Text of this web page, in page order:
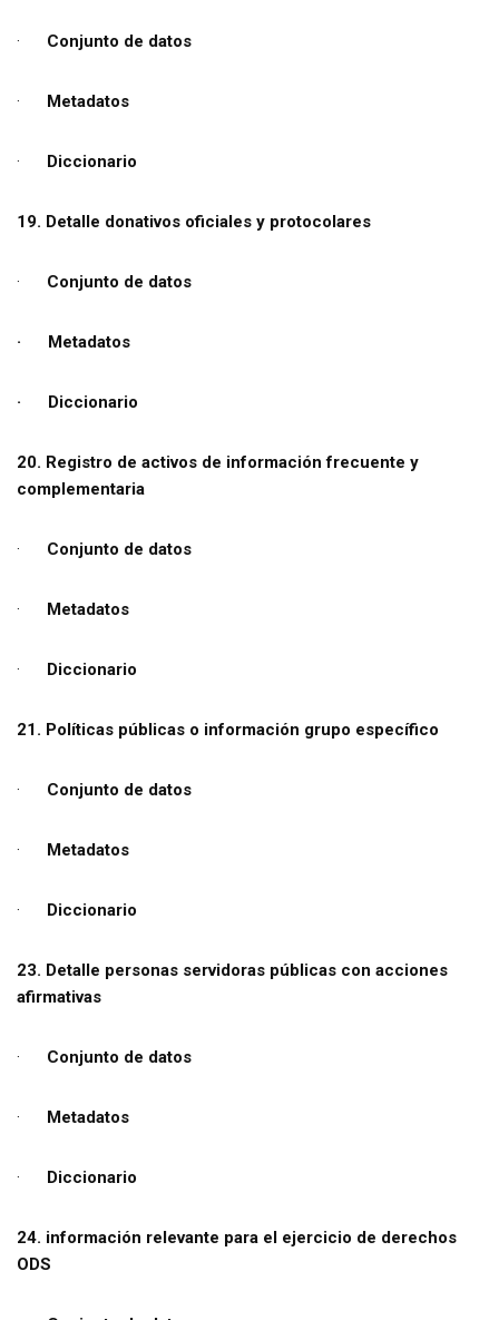
· Conjunto de datos
· Metadatos
· Diccionario
19. Detalle donativos oficiales y protocolares
· Conjunto de datos
· Metadatos
· Diccionario
20. Registro de activos de información frecuente y
complementaria
· Conjunto de datos
· Metadatos
· Diccionario
21. Políticas públicas o información grupo específico
· Conjunto de datos
· Metadatos
· Diccionario
23. Detalle personas servidoras públicas con acciones
afirmativas
· Conjunto de datos
· Metadatos
· Diccionario
24. información relevante para el ejercicio de derechos
ODS